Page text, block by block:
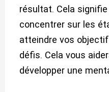
résultat. Cela
concentrer sur les
atteindre vos
défis. Cela vous
développer une